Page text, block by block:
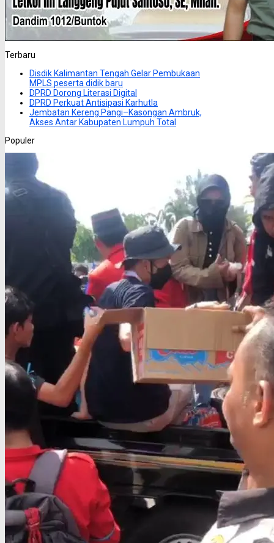
Terbaru
Disdik Kalimantan Tengah Gelar Pembukaan
MPLS peserta didik baru
DPRD Dorong Literasi Digital
DPRD Perkuat Antisipasi Karhutla
Jembatan Kereng Pangi–Kasongan Ambruk,
Akses Antar Kabupaten Lumpuh Total
Populer